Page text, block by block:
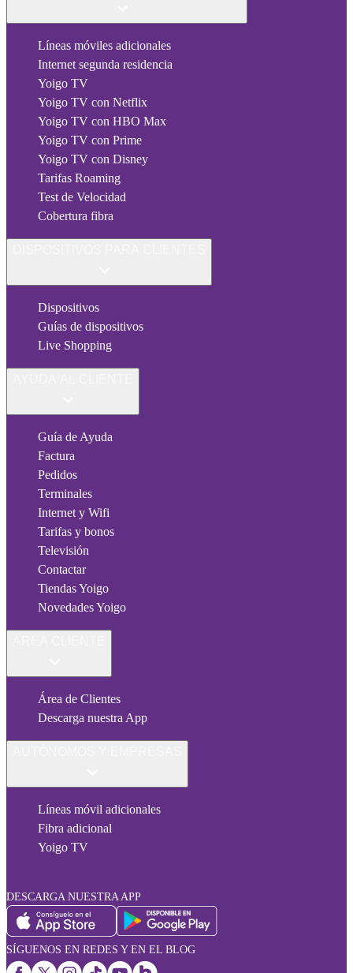
Líneas móviles adicionales
Internet segunda residencia
Yoigo TV
Yoigo TV con Netflix
Yoigo TV con HBO Max
Yoigo TV con Prime
Yoigo TV con Disney
Tarifas Roaming
Test de Velocidad
Cobertura fibra
Dispositivos
Guías de dispositivos
Live Shopping
Guía de Ayuda
Factura
Pedidos
Terminales
Internet y Wifi
Tarifas y bonos
Televisión
Contactar
Tiendas Yoigo
Novedades Yoigo
Área de Clientes
Descarga nuestra App
Líneas móvil adicionales
Fibra adicional
Yoigo TV
DESCARGA NUESTRA APP
SÍGUENOS EN REDES Y EN EL BLOG